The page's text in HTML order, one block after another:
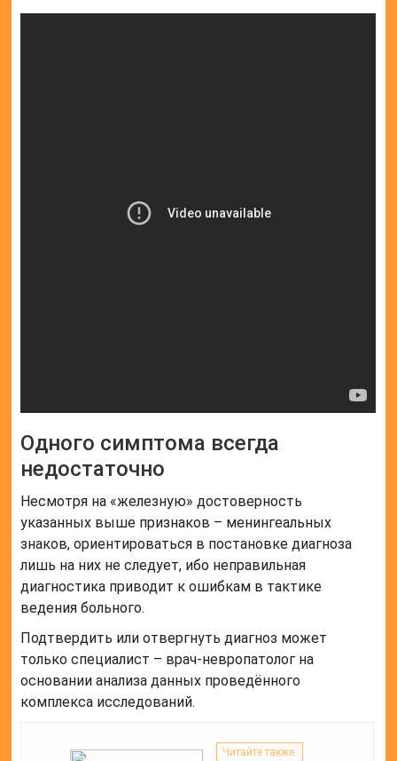
Одного симптома всегда
недостаточно
Несмотря на «железную» достоверность
указанных выше признаков – менингеальных
знаков, ориентироваться в постановке диагноза
лишь на них не следует, ибо неправильная
диагностика приводит к ошибкам в тактике
ведения больного.
Подтвердить или отвергнуть диагноз может
только специалист – врач-невропатолог на
основании анализа данных проведённого
комплекса исследований.
Читайте также: